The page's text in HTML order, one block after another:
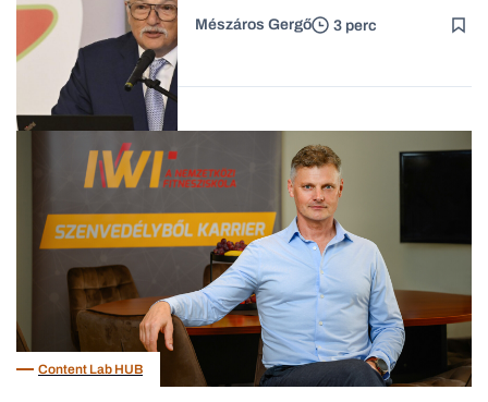
Családi
vállalkozások
Befektetés
Mészáros Gergő 3 perc
Content Lab HUB